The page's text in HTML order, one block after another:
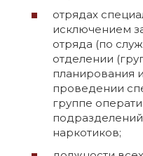
отрядах
исключением
отряда (по
отделении
планирования
проведении
группе
наркотиков;